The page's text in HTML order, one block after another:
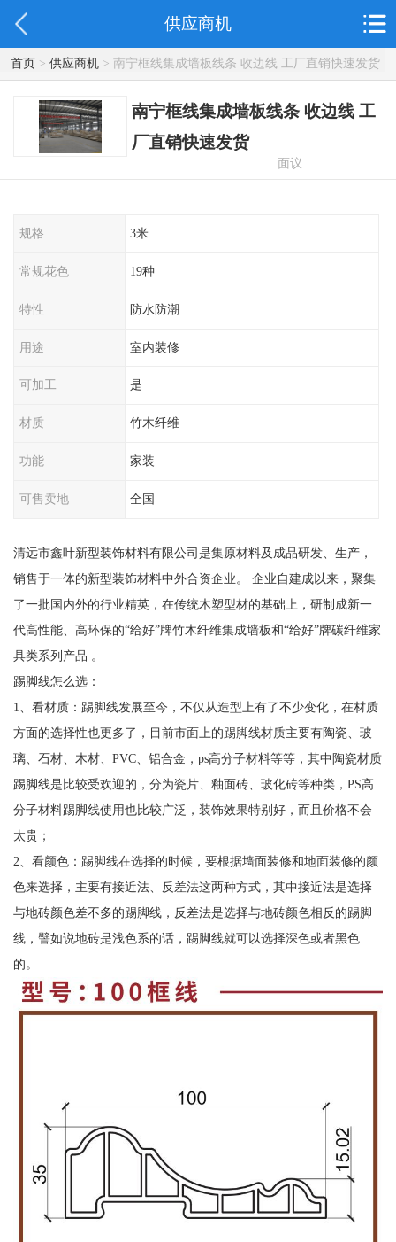
供应商机
首页> 供应商机> 南宁框线集成墙板线条 收边线 工厂直销快速发货
南宁框线集成墙板线条 收边线 工
厂直销快速发货
面议
规格 3米
常规花色 19种
特性 防水防潮
用途 室内装修
可加工 是
材质 竹木纤维
功能 家装
可售卖地 全国
清远市鑫叶新型装饰材料有限公司是集原材料及成品研发、生产，
销售于一体的新型装饰材料中外合资企业。 企业自建成以来，聚集
了一批国内外的行业精英，在传统木塑型材的基础上，研制成新一
代高性能、高环保的“给好”牌竹木纤维集成墙板和“给好”牌碳纤维家
具类系列产品 。
踢脚线怎么选：
1、看材质：踢脚线发展至今，不仅从造型上有了不少变化，在材质
方面的选择性也更多了，目前市面上的踢脚线材质主要有陶瓷、玻
璃、石材、木材、PVC、铝合金，ps高分子材料等等，其中陶瓷材质
踢脚线是比较受欢迎的，分为瓷片、釉面砖、玻化砖等种类，PS高
分子材料踢脚线使用也比较广泛，装饰效果特别好，而且价格不会
太贵；
2、看颜色：踢脚线在选择的时候，要根据墙面装修和地面装修的颜
色来选择，主要有接近法、反差法这两种方式，其中接近法是选择
与地砖颜色差不多的踢脚线，反差法是选择与地砖颜色相反的踢脚
线，譬如说地砖是浅色系的话，踢脚线就可以选择深色或者黑色
的。